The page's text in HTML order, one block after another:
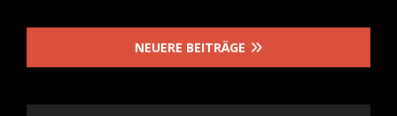
BeitragsnavigationNEUERE BEITRÄGE